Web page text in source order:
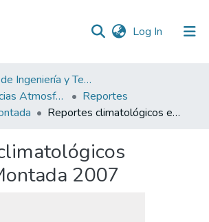
Log In (current)
Instituto de Ingeniería y Tecnología
Centro de Ciencias Atmosféricas y Tecnologías Verdes
Reportes
Reportes climatológicos estación Montada 2007
2007